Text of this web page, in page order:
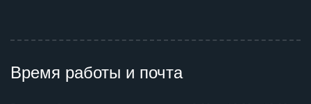
Время работы и почта